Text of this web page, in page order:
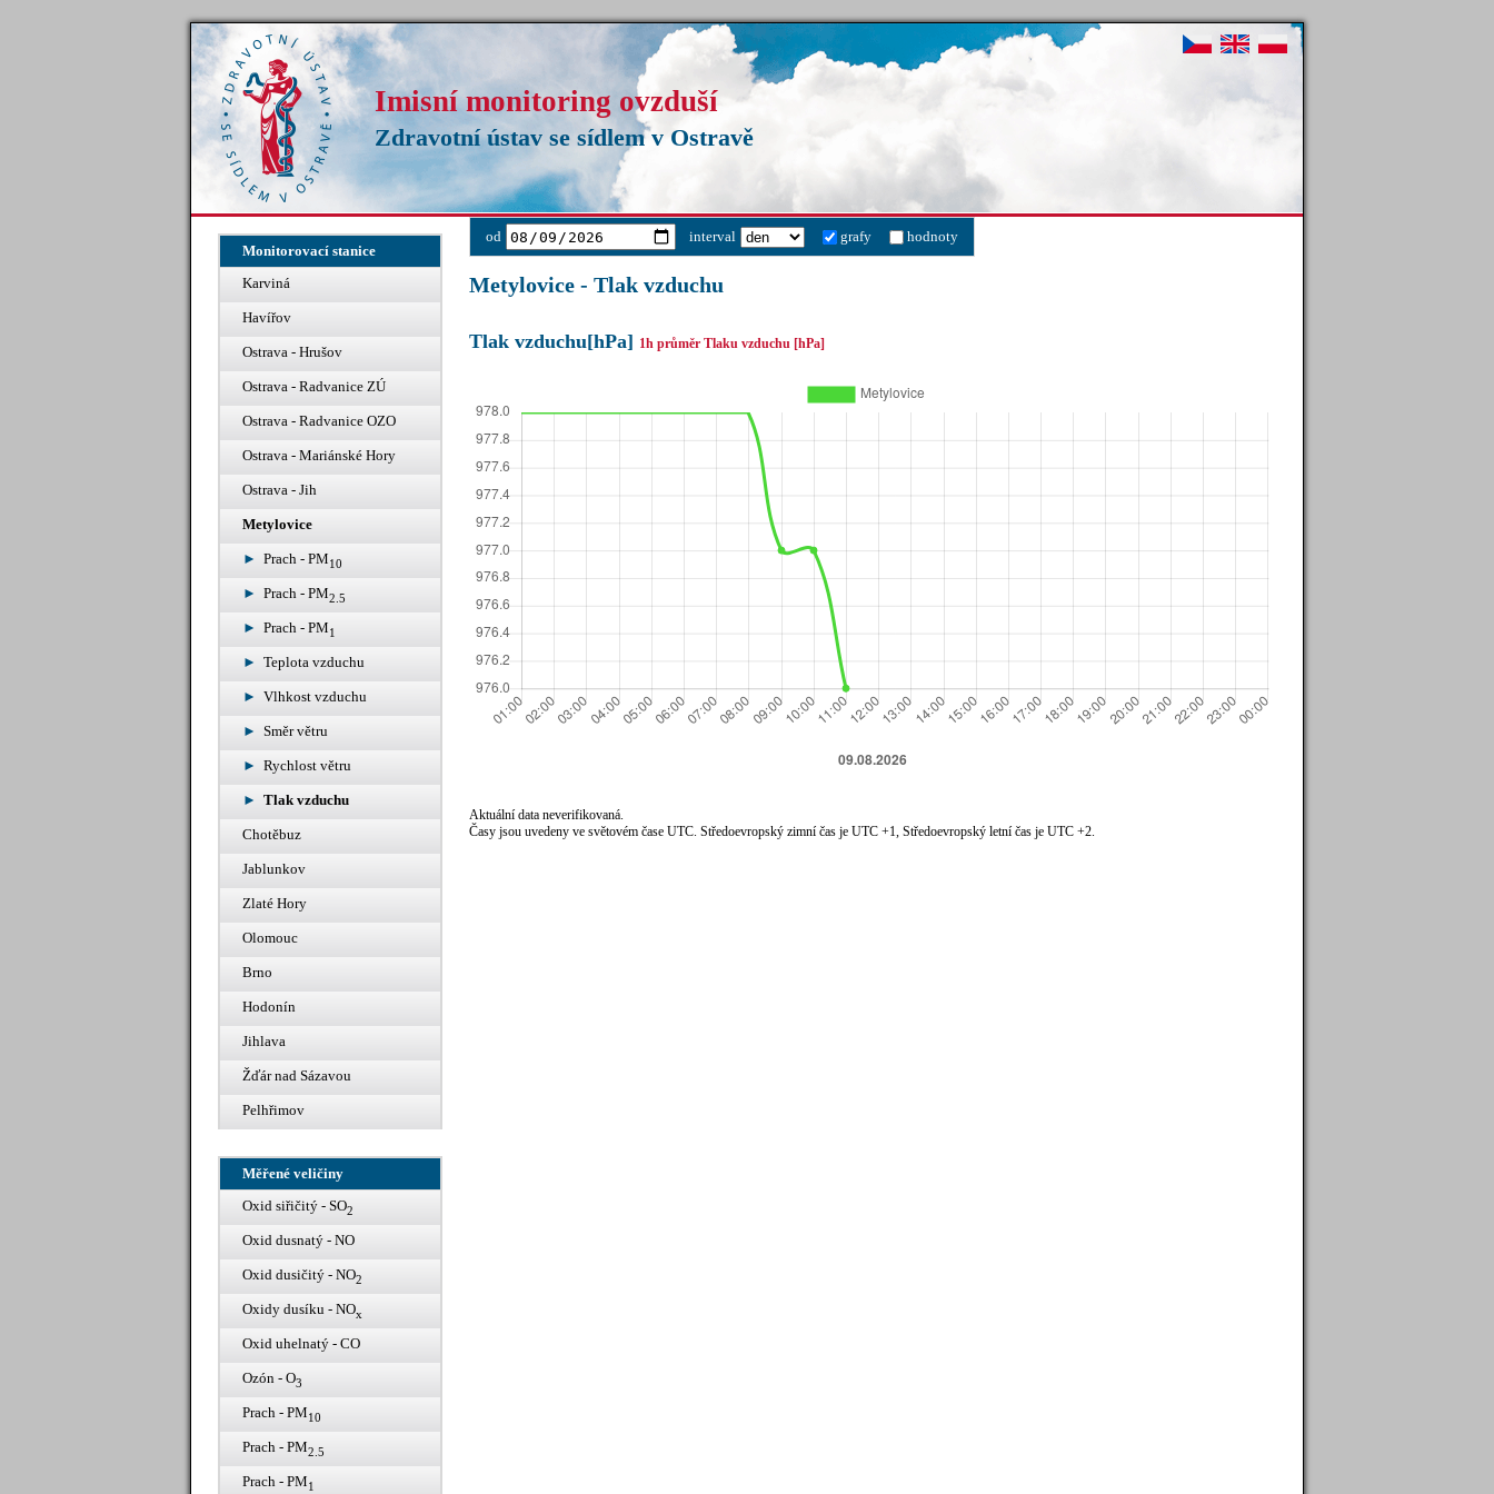
Imisní monitoring ovzduší
Zdravotní ústav se sídlem v Ostravě
Monitorovací stanice
Karviná
Havířov
Ostrava - Hrušov
Ostrava - Radvanice ZÚ
Ostrava - Radvanice OZO
Ostrava - Mariánské Hory
Ostrava - Jih
Metylovice
Prach - PM10
Prach - PM2.5
Prach - PM1
Teplota vzduchu
Vlhkost vzduchu
Směr větru
Rychlost větru
Tlak vzduchu
Chotěbuz
Jablunkov
Zlaté Hory
Olomouc
Brno
Hodonín
Jihlava
Žďár nad Sázavou
Pelhřimov
Měřené veličiny
Oxid siřičitý - SO2
Oxid dusnatý - NO
Oxid dusičitý - NO2
Oxidy dusíku - NOx
Oxid uhelnatý - CO
Ozón - O3
Prach - PM10
Prach - PM2.5
Prach - PM1
od interval grafy hodnoty
Metylovice - Tlak vzduchu
Tlak vzduchu[hPa] 1h průměr Tlaku vzduchu [hPa]
Aktuální data neverifikovaná.
Časy jsou uvedeny ve světovém čase UTC. Středoevropský zimní čas je UTC +1, Středoevropský letní čas je UTC +2.